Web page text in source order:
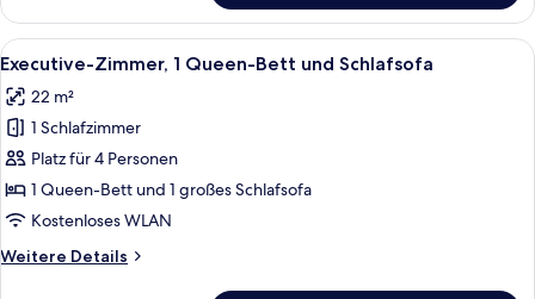
1
Queen-
Bett
Alle
Fotos
für
Executive-
Zimmer,
1 Queen-
Bett
Schlafsofa
Eine Kaffeemaschine, eine
6
Executive-Zimmer, 1 Queen-Bett und Schlafsofa
22 m²
1 Schlafzimmer
Platz für 4 Personen
1 Queen-Bett und 1 großes Schlafsofa
Kostenloses WLAN
Weitere Details
Weitere